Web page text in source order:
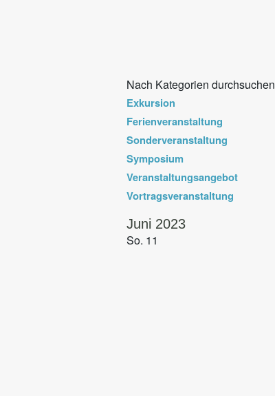
Nach Kategorien durchsuchen
Exkursion
Ferienveranstaltung
Sonderveranstaltung
Symposium
Veranstaltungsangebot
Vortragsveranstaltung
Juni 2023
So. 11